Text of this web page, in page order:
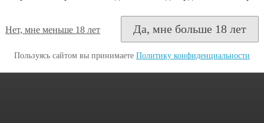
Нет, мне меньше 18 лет Да, мне больше 18 лет
Пользуясь сайтом вы принимаете Политику конфиденциальности